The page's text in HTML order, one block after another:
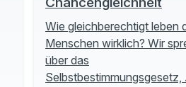
Wie gleichberechtigt leben
Menschen wirklich? Wir
über das